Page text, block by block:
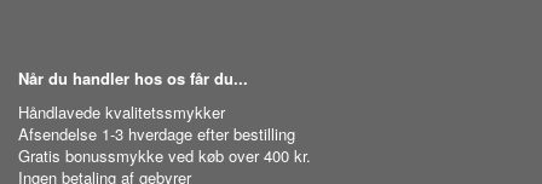
Når du handler hos os får du...
Håndlavede kvalitetssmykker
Afsendelse 1-3 hverdage efter bestilling
Gratis bonussmykke ved køb over 400 kr.
Ingen betaling af gebyrer